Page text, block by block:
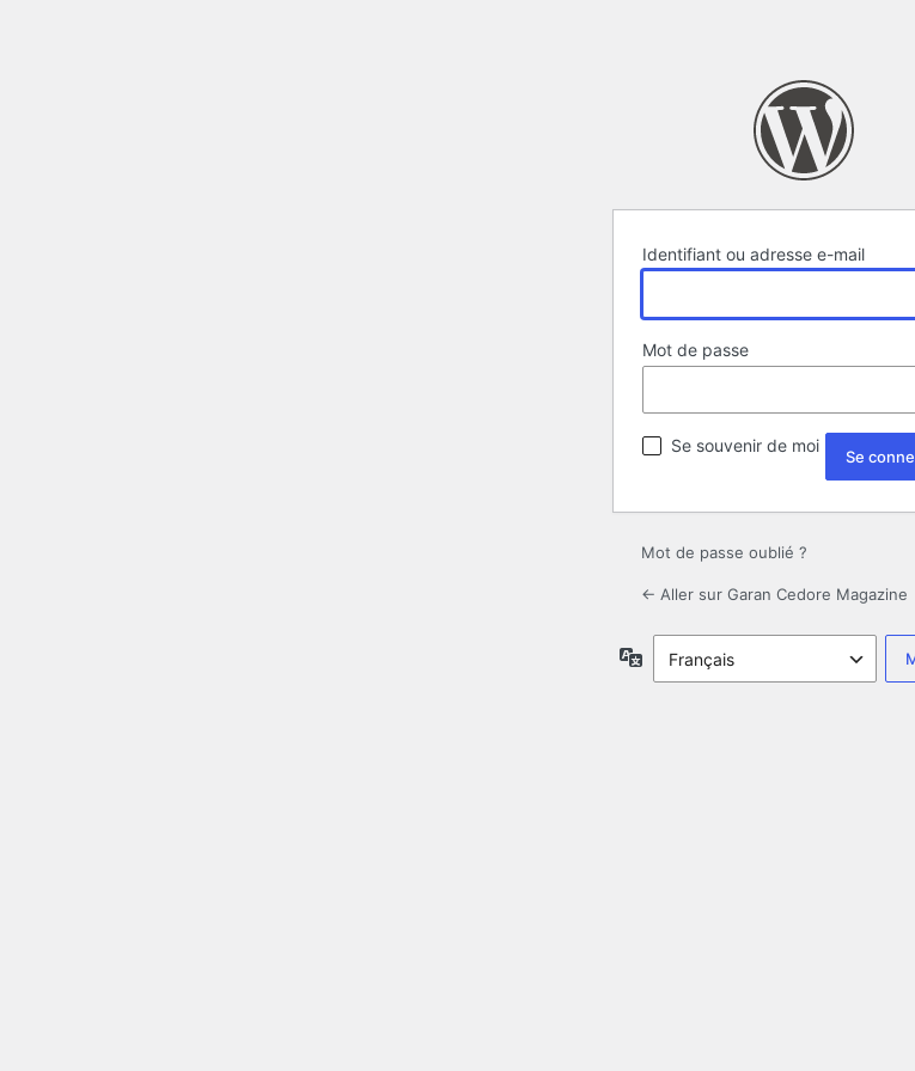
Identifiant ou adresse e-mail
Mot de passe
Se souvenir de moi
Mot de passe oublié ?
← Aller sur Garan Cedore Magazine
Langue